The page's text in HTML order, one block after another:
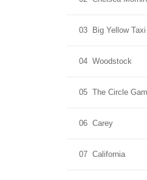
03 Big Yellow Taxi
04 Woodstock
05 The Circle
06 Carey
07 California